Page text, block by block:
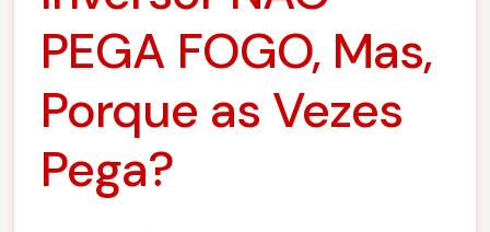
PEGA FOGO, Mas,
Porque as Vezes
Pega?